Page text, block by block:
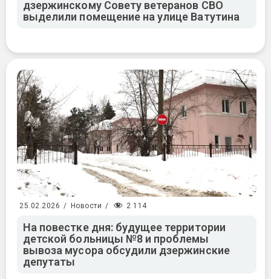
дзержинскому Совету ветеранов СВО
выделили помещение на улице Ватутина
25.02.2026 / Новости / 2 114
На повестке дня: будущее территории
детской больницы №8 и проблемы
вывоза мусора обсудили дзержинские
депутаты